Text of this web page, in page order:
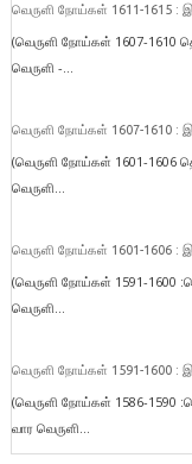
வெருளி நோய்கள் 1611-1615 :
(வெருளி நோய்கள் 1607-1610
வெருளி -...
வெருளி நோய்கள் 1607-1610 :
(வெருளி நோய்கள் 1601-1606
வெருளி...
வெருளி நோய்கள் 1601-1606 :
(வெருளி நோய்கள் 1591-1600
வெருளி...
வெருளி நோய்கள் 1591-1600 :
(வெருளி நோய்கள் 1586-1590
வார வெருளி...